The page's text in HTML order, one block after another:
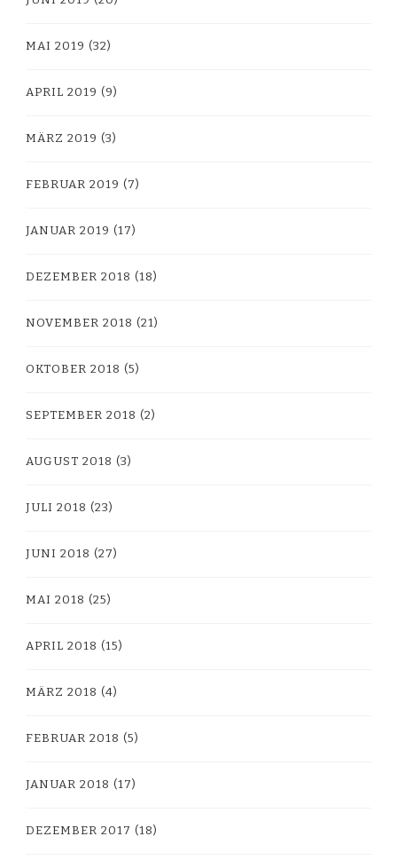
MAI 2019 (32)
APRIL 2019 (9)
MÄRZ 2019 (3)
FEBRUAR 2019 (7)
JANUAR 2019 (17)
DEZEMBER 2018 (18)
NOVEMBER 2018 (21)
OKTOBER 2018 (5)
SEPTEMBER 2018 (2)
AUGUST 2018 (3)
JULI 2018 (23)
JUNI 2018 (27)
MAI 2018 (25)
APRIL 2018 (15)
MÄRZ 2018 (4)
FEBRUAR 2018 (5)
JANUAR 2018 (17)
DEZEMBER 2017 (18)